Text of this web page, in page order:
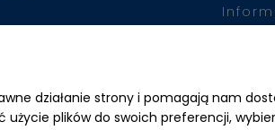
działanie strony i pomagają nam
plików do swoich preferencji,